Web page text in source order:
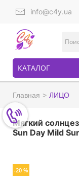
info@c4y.ua
КАТАЛОГ
Главная ЛИЦО
Мягкий
Sun Day Mild
-20 %